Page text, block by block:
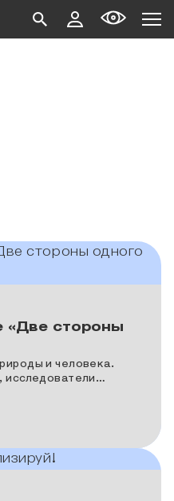
«Две стороны
и человека.
исследователи